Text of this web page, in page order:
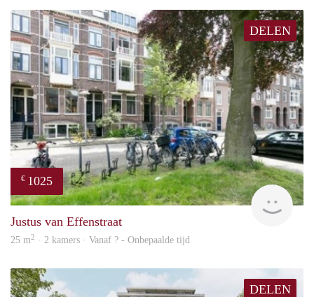
DELEN
€ 1025
Justus van Effenstraat
25 m2 · 2 kamers · Vanaf ? - Onbepaalde tijd
DELEN